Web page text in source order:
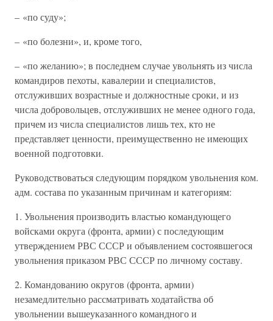
– «по суду»;
– «по болезни», и, кроме того,
– «по желанию»; в последнем случае увольнять из числа
командиров пехоты, кавалерии и специалистов,
отслуживших возрастные и должностные сроки, и из
числа добровольцев, отслуживших не менее одного года,
причем из числа специалистов лишь тех, кто не
представляет ценности, преимущественно не имеющих
военной подготовки.
Руководствоваться следующим порядком увольнения ком.
адм. состава по указанным причинам и категориям:
1. Увольнения производить властью командующего
войсками округа (фронта, армии) с последующим
утверждением РВС СССР и объявлением состоявшегося
увольнения приказом РВС СССР по личному составу.
2. Командованию округов (фронта, армии)
незамедлительно рассматривать ходатайства об
увольнении вышеуказанного командного и